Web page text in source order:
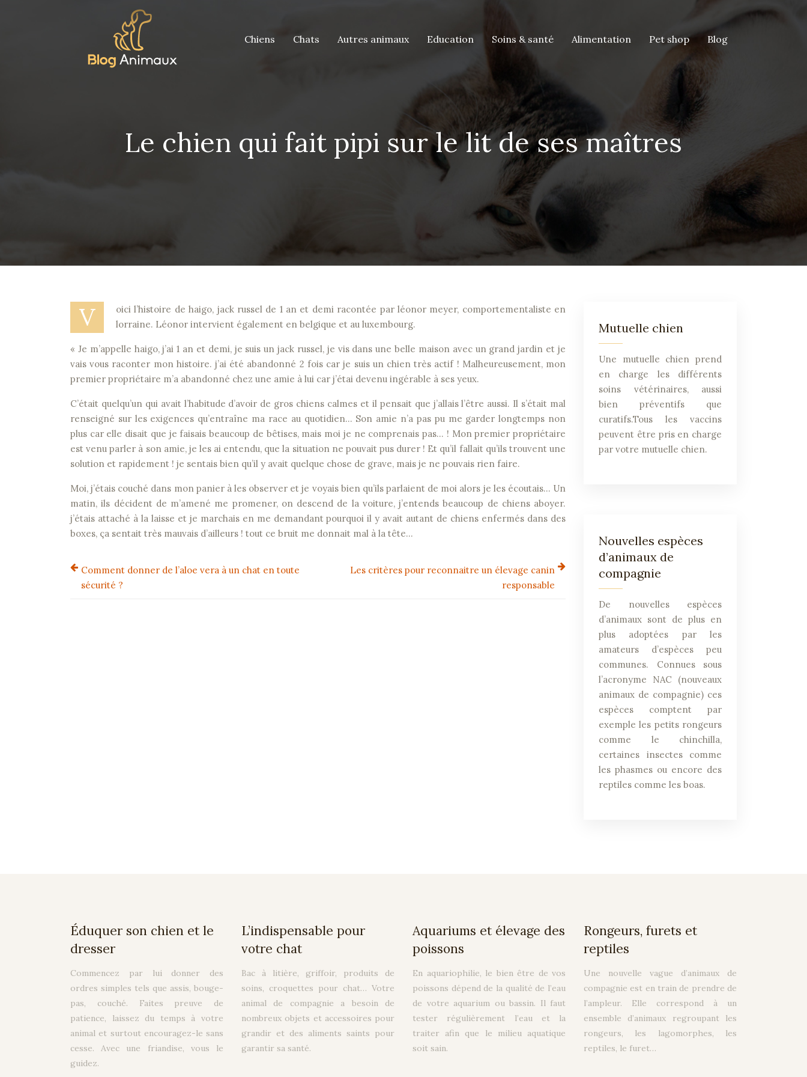
Chiens Chats Autres animaux Education Soins & santé Alimentation Pet shop Blog
Le chien qui fait pipi sur le lit de ses maîtres
V
oici l’histoire de haigo, jack russel de 1 an et demi racontée par léonor meyer, comportementaliste en
lorraine. Léonor intervient également en belgique et au luxembourg.
« Je m’appelle haigo, j’ai 1 an et demi, je suis un jack russel, je vis dans une belle maison avec un grand jardin et je
vais vous raconter mon histoire. j’ai été abandonné 2 fois car je suis un chien très actif ! Malheureusement, mon
premier propriétaire m’a abandonné chez une amie à lui car j’étai devenu ingérable à ses yeux.
C’était quelqu’un qui avait l’habitude d’avoir de gros chiens calmes et il pensait que j’allais l’être aussi. Il s’était mal
renseigné sur les exigences qu’entraîne ma race au quotidien… Son amie n’a pas pu me garder longtemps non
plus car elle disait que je faisais beaucoup de bêtises, mais moi je ne comprenais pas… ! Mon premier propriétaire
est venu parler à son amie, je les ai entendu, que la situation ne pouvait pus durer ! Et qu’il fallait qu’ils trouvent une
solution et rapidement ! je sentais bien qu’il y avait quelque chose de grave, mais je ne pouvais rien faire.
Moi, j’étais couché dans mon panier à les observer et je voyais bien qu’ils parlaient de moi alors je les écoutais… Un
matin, ils décident de m’amené me promener, on descend de la voiture, j’entends beaucoup de chiens aboyer.
j’étais attaché à la laisse et je marchais en me demandant pourquoi il y avait autant de chiens enfermés dans des
boxes, ça sentait très mauvais d’ailleurs ! tout ce bruit me donnait mal à la tête…
Comment donner de l’aloe vera à un chat en toute
sécurité ?
Les critères pour reconnaitre un élevage canin
responsable
Mutuelle chien
Une mutuelle chien prend
en charge les différents
soins vétérinaires, aussi
bien préventifs que
curatifs.Tous les vaccins
peuvent être pris en charge
par votre mutuelle chien.
Nouvelles espèces
d’animaux de
compagnie
De nouvelles espèces
d’animaux sont de plus en
plus adoptées par les
amateurs d’espèces peu
communes. Connues sous
l’acronyme NAC (nouveaux
animaux de compagnie) ces
espèces comptent par
exemple les petits rongeurs
comme le chinchilla,
certaines insectes comme
les phasmes ou encore des
reptiles comme les boas.
Éduquer son chien et le
dresser
Commencez par lui donner des
ordres simples tels que assis, bouge-
pas, couché. Faites preuve de
patience, laissez du temps à votre
animal et surtout encouragez-le sans
cesse. Avec une friandise, vous le
guidez.
L’indispensable pour
votre chat
Bac à litière, griffoir, produits de
soins, croquettes pour chat… Votre
animal de compagnie a besoin de
nombreux objets et accessoires pour
grandir et des aliments saints pour
garantir sa santé.
Aquariums et élevage des
poissons
En aquariophilie, le bien être de vos
poissons dépend de la qualité de l’eau
de votre aquarium ou bassin. Il faut
tester régulièrement l’eau et la
traiter afin que le milieu aquatique
soit sain.
Rongeurs, furets et
reptiles
Une nouvelle vague d’animaux de
compagnie est en train de prendre de
l’ampleur. Elle correspond à un
ensemble d’animaux regroupant les
rongeurs, les lagomorphes, les
reptiles, le furet…